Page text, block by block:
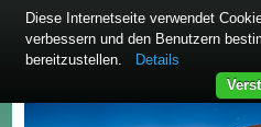
Diese Internetseite verwendet
verbessern und den Benutzern
bereitzustellen.
Details